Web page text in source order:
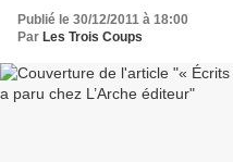
Publié le 30/12/2011 à 18:00
Par Les Trois Coups